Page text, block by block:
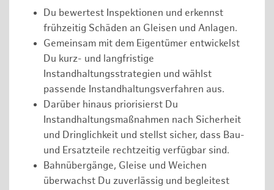
Du bewertest Inspektionen und erkennst
frühzeitig Schäden an Gleisen und Anlagen.
Gemeinsam mit dem Eigentümer entwickelst
Du kurz- und langfristige
Instandhaltungsstrategien und wählst
passende Instandhaltungsverfahren aus.
Darüber hinaus priorisierst Du
Instandhaltungsmaßnahmen nach Sicherheit
und Dringlichkeit und stellst sicher, dass Bau-
und Ersatzteile rechtzeitig verfügbar sind.
Bahnübergänge, Gleise und Weichen
überwachst Du zuverlässig und begleitest